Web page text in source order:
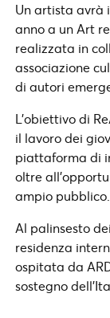
Un artista avrà
anno a un Art
realizzata in
associazione
di autori
L’obiettivo di
il lavoro dei
piattaforma di
oltre
ampio pubblico.
Al palinsesto
residenza
ospitata da
sostegno